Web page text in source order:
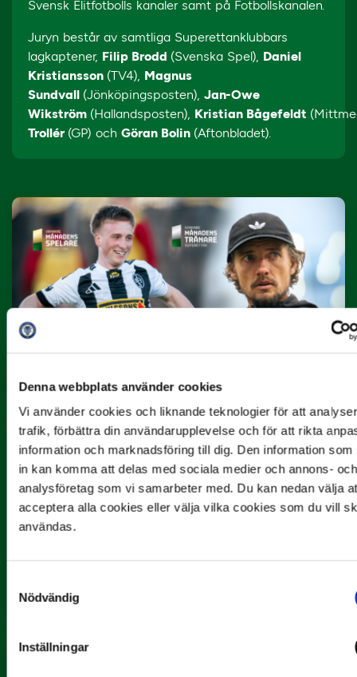
Denna webbplats använder cookies
Vi använder cookies och liknande teknologier för att
trafik, förbättra din användarupplevelse och för att rikta
information och marknadsföring till dig. Den information som
in kan komma att delas med sociala medier och annons- och
analysföretag som vi samarbeter med. Du kan nedan välja
acceptera alla cookies eller välja vilka cookies som du vill
användas.
Nödvändig
Inställningar
Svensk Elitfotbolls kanaler samt på Fotbollskanalen.
Juryn består av samtliga Superettanklubbars
lagkaptener, Filip Brodd (Svenska Spel), Daniel
Kristiansson (TV4), Magnus
Sundvall (Jönköpingsposten), Jan-Owe
Wikström (Hallandsposten), Kristian Bågefeldt
Trollér (GP) och Göran Bolin (Aftonbladet).
Dubbla Landskrona-priser när juni
summeras
"Vilken…
9 JULI
Slog till i…